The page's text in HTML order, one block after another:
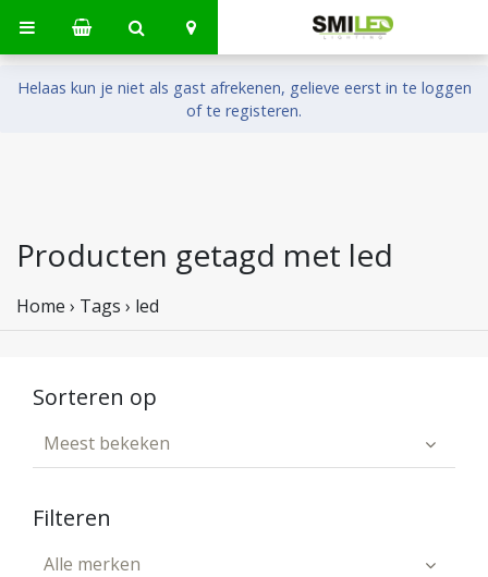
Helaas kun je niet als gast afrekenen, gelieve eerst in te loggen
of te registeren.
Producten getagd met led
Home › Tags › led
Sorteren op
Meest bekeken
Filteren
Alle merken